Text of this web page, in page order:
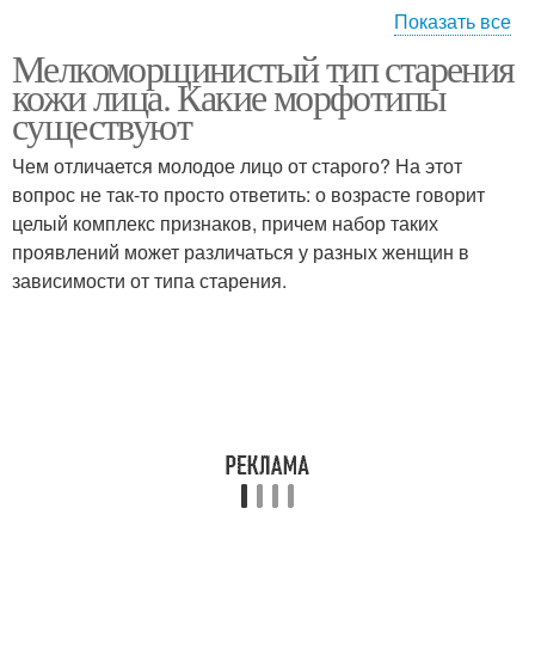
Мышечный тип Комбинированный тип
Показать все
Мелкоморщинистый тип старения
кожи лица. Какие морфотипы
существуют
Чем отличается молодое лицо от старого? На этот
вопрос не так-то просто ответить: о возрасте говорит
целый комплекс признаков, причем набор таких
проявлений может различаться у разных женщин в
зависимости от типа старения.